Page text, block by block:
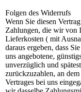
Folgen des Widerrufs
Wenn Sie diesen
Zahlungen, die wir von
Lieferkosten ( mit
daraus ergeben, dass
uns angebotene,
unverzüglich und
zurückzuzahlen, an
Vertrages bei uns